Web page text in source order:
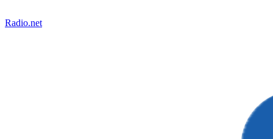
Radio.net